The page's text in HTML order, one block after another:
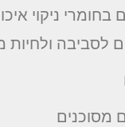
ניקוי
לסביבה
מסוכנים